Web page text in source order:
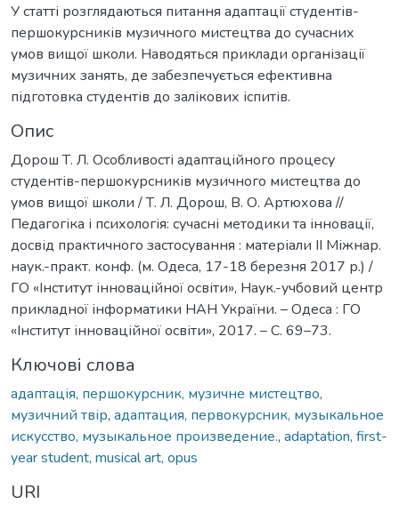
У статті розглядаються питання адаптації студентів-
першокурсників музичного мистецтва до сучасних
умов вищої школи. Наводяться приклади організації
музичних занять, де забезпечується ефективна
підготовка студентів до залікових іспитів.
Опис
Дорош Т. Л. Особливості адаптаційного процесу
студентів-першокурсників музичного мистецтва до
умов вищої школи / Т. Л. Дорош, В. О. Артюхова //
Педагогіка і психологія: сучасні методики та інновації,
досвід практичного застосування : матеріали II Міжнар.
наук.-практ. конф. (м. Одеса, 17-18 березня 2017 р.) /
ГО «Інститут інноваційної освіти», Наук.-учбовий центр
прикладної інформатики НАН України. – Одеса : ГО
«Інститут інноваційної освіти», 2017. – С. 69–73.
Ключові слова
адаптація, першокурсник, музичне мистецтво,
музичний твір, адаптация, первокурсник, музыкальное
искусство, музыкальное произведение., adaptation, first-
year student, musical art, opus
URI